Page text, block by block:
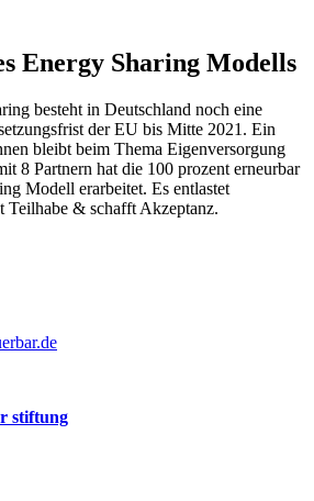
Energy Sharing Modells
besteht in Deutschland noch eine
der EU bis Mitte 2021. Ein
bleibt beim Thema Eigenversorgung
8 Partnern hat die 100 prozent erneurbar
Modell erarbeitet. Es entlastet
Teilhabe & schafft Akzeptanz.
stiftung